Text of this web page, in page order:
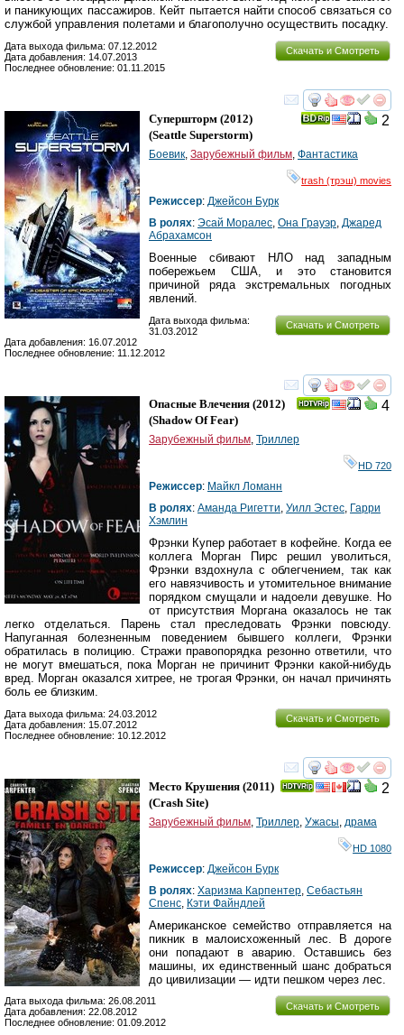
и паникующих пассажиров. Кейт пытается найти способ связаться со
службой управления полетами и благополучно осуществить посадку.
Скачать и Смотреть
Дата выхода фильма: 07.12.2012
Дата добавления: 14.07.2013
Последнее обновление: 01.11.2015
смотреть
2
Супершторм (2012)
(Seattle Superstorm)
Боевик, Зарубежный фильм, Фантастика
trash (трэш) movies
Режиссер: Джейсон Бурк
В ролях: Эсай Моралес, Она Грауэр, Джаред
Абрахамсон
Военные сбивают НЛО над западным
побережьем США, и это становится
причиной ряда экстремальных погодных
явлений.
Скачать и Смотреть
Дата выхода фильма:
31.03.2012
Дата добавления: 16.07.2012
Последнее обновление: 11.12.2012
смотреть
4
Опасные Влечения (2012)
(Shadow Of Fear)
Зарубежный фильм Триллер
HD 720
Режиссер: Майкл Ломанн
В ролях: Аманда Ригетти Уилл Эстес Гарри
Хэмлин
Фрэнки Купер работает в кофейне. Когда ее
коллега Морган Пирс решил уволиться,
Фрэнки вздохнула с облегчением, так как
его навязчивость и утомительное внимание
порядком смущали и надоели девушке. Но
от присутствия Моргана оказалось не так
легко отделаться. Парень стал преследовать Фрэнки повсюду.
Напуганная болезненным поведением бывшего коллеги, Фрэнки
обратилась в полицию. Стражи правопорядка резонно ответили, что
не могут вмешаться, пока Морган не причинит Фрэнки какой-нибудь
вред. Морган оказался хитрее, не трогая Фрэнки, он начал причинять
боль ее близким.
Скачать и Смотреть
Дата выхода фильма: 24.03.2012
Дата добавления: 15.07.2012
Последнее обновление: 10.12.2012
смотреть
2
Место Крушения (2011)
(Crash Site)
Зарубежный фильм Триллер Ужасы драма
HD 1080
Режиссер: Джейсон Бурк
В ролях: Харизма Карпентер Себастьян
Спенс Кэти Файндлей
Американское семейство отправляется на
пикник в малоисхоженный лес. В дороге
они попадают в аварию. Оставшись без
машины, их единственный шанс добраться
до цивилизации — идти пешком через лес.
Скачать и Смотреть
Дата выхода фильма: 26.08.2011
Дата добавления: 22.08.2012
Последнее обновление: 01.09.2012